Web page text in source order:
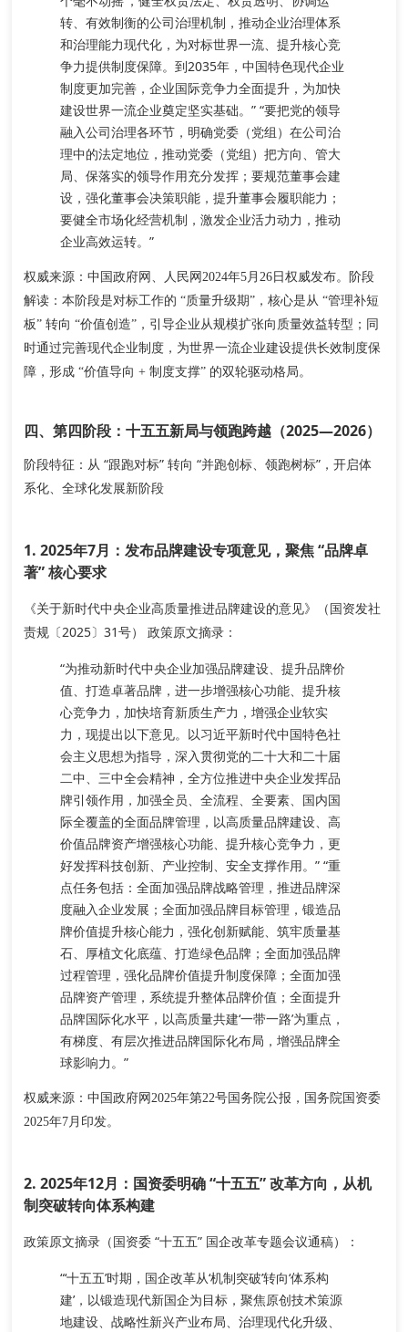
转、有效制衡的公司治理机制，推动企业治理体系
和治理能力现代化，为对标世界一流、提升核心竞
争力提供制度保障。到2035年，中国特色现代企业
制度更加完善，企业国际竞争力全面提升，为加快
建设世界一流企业奠定坚实基础。” “要把党的领导
融入公司治理各环节，明确党委（党组）在公司治
理中的法定地位，推动党委（党组）把方向、管大
局、保落实的领导作用充分发挥；要规范董事会建
设，强化董事会决策职能，提升董事会履职能力；
要健全市场化经营机制，激发企业活力动力，推动
企业高效运转。”
权威来源 ：中国政府网、人民网2024年5月26日权威发布。 阶段
解读 ：本阶段是对标工作的 “质量升级期”，核心是从 “管理补短
板” 转向 “价值创造”，引导企业从规模扩张向质量效益转型；同
时通过完善现代企业制度，为世界一流企业建设提供长效制度保
障，形成 “价值导向 + 制度支撑” 的双轮驱动格局。
四、第四阶段：十五五新局与领跑跨越（2025—2026）
阶段特征：从 “跟跑对标” 转向 “并跑创标、领跑树标”，开启体
系化、全球化发展新阶段
1. 2025年7月：发布品牌建设专项意见，聚焦 “品牌卓
著” 核心要求
《关于新时代中央企业高质量推进品牌建设的意见》（国资发社
责规〔2025〕31号）
政策原文摘录 ：
“为推动新时代中央企业加强品牌建设、提升品牌价
值、打造卓著品牌，进一步增强核心功能、提升核
心竞争力，加快培育新质生产力，增强企业软实
力，现提出以下意见。 以习近平新时代中国特色社
会主义思想为指导，深入贯彻党的二十大和二十届
二中、三中全会精神，全方位推进中央企业发挥品
牌引领作用，加强全员、全流程、全要素、国内国
际全覆盖的全面品牌管理 ，以高质量品牌建设、高
价值品牌资产增强核心功能、提升核心竞争力，更
好发挥科技创新、产业控制、安全支撑作用。” “重
点任务包括：全面加强品牌战略管理，推进品牌深
度融入企业发展；全面加强品牌目标管理，锻造品
牌价值提升核心能力，强化创新赋能、筑牢质量基
石、厚植文化底蕴、打造绿色品牌；全面加强品牌
过程管理，强化品牌价值提升制度保障；全面加强
品牌资产管理，系统提升整体品牌价值；全面提升
品牌国际化水平，以高质量共建‘一带一路’为重点，
有梯度、有层次推进品牌国际化布局，增强品牌全
球影响力。”
权威来源 ：中国政府网2025年第22号国务院公报，国务院国资委
2025年7月印发。
2. 2025年12月：国资委明确 “十五五” 改革方向，从机
制突破转向体系构建
政策原文摘录（国资委 “十五五” 国企改革专题会议通稿） ：
“‘十五五’时期，国企改革从‘机制突破’转向‘体系构
建’，以锻造现代新国企为目标，聚焦原创技术策源
地建设、战略性新兴产业布局、治理现代化升级、